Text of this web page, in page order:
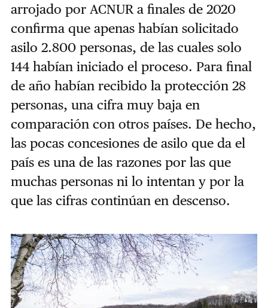
arrojado por ACNUR a finales de 2020
confirma que apenas habían solicitado
asilo 2.800 personas, de las cuales solo
144 habían iniciado el proceso. Para final
de año habían recibido la protección 28
personas, una cifra muy baja en
comparación con otros países. De hecho,
las pocas concesiones de asilo que da el
país es una de las razones por las que
muchas personas ni lo intentan y por la
que las cifras continúan en descenso.